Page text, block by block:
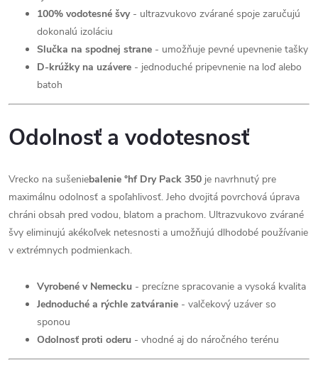
100% vodotesné švy- ultrazvukovo zvárané spoje zaručujú
dokonalú izoláciu
Slučka na spodnej strane - umožňuje pevné upevnenie tašky
D-krúžky na uzávere - jednoduché pripevnenie na loď alebo
batoh
Odolnosť a vodotesnosť
Vrecko na sušeniebalenie °hf Dry Pack 350 je navrhnutý pre
maximálnu odolnosť a spoľahlivosť. Jeho dvojitá povrchová úprava
chráni obsah pred vodou, blatom a prachom. Ultrazvukovo zvárané
švy eliminujú akékoľvek netesnosti a umožňujú dlhodobé používanie
v extrémnych podmienkach.
Vyrobené v Nemecku - precízne spracovanie a vysoká kvalita
Jednoduché a rýchle zatváranie - valčekový uzáver so
sponou
Odolnosť proti oderu - vhodné aj do náročného terénu